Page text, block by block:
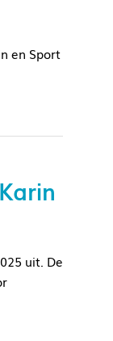
en Sport
uit. De